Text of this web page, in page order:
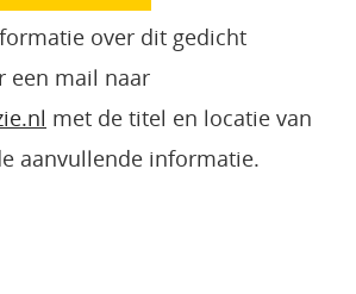
over dit gedicht
een mail naar
met de titel en locatie van
aanvullende informatie.